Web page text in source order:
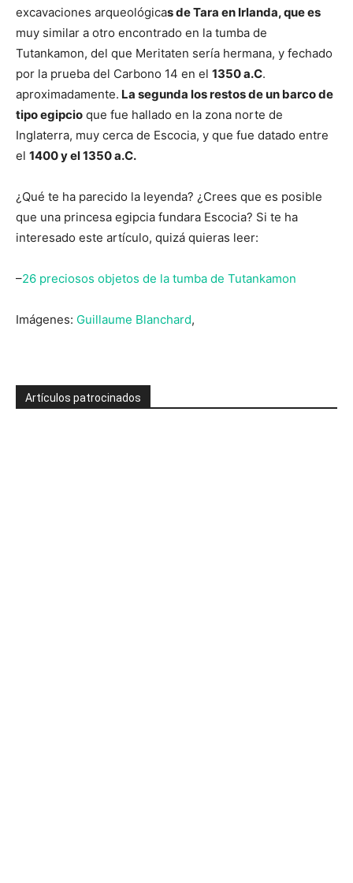
excavaciones arqueológicas de Tara en Irlanda, que es
muy similar a otro encontrado en la tumba de
Tutankamon, del que Meritaten sería hermana, y fechado
por la prueba del Carbono 14 en el 1350 a.C.
aproximadamente. La segunda los restos de un barco de
tipo egipcio que fue hallado en la zona norte de
Inglaterra, muy cerca de Escocia, y que fue datado entre
el 1400 y el 1350 a.C.
¿Qué te ha parecido la leyenda? ¿Crees que es posible
que una princesa egipcia fundara Escocia? Si te ha
interesado este artículo, quizá quieras leer:
–26 preciosos objetos de la tumba de Tutankamon
Imágenes: Guillaume Blanchard,
Artículos patrocinados